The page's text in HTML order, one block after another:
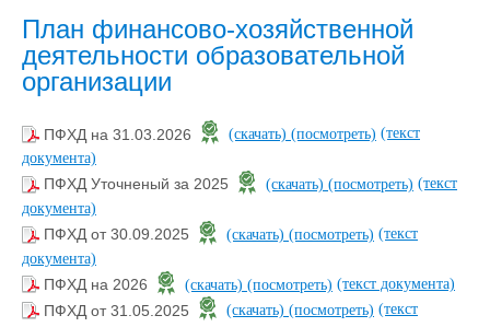
План финансово-хозяйственной
деятельности образовательной
организации
ПФХД на 31.03.2026 (скачать) (посмотреть) (текст
документа)
ПФХД Уточненый за 2025 (скачать) (посмотреть) (текст
документа)
ПФХД от 30.09.2025 (скачать) (посмотреть) (текст
документа)
ПФХД на 2026 (скачать) (посмотреть) (текст документа)
ПФХД от 31.05.2025 (скачать) (посмотреть) (текст